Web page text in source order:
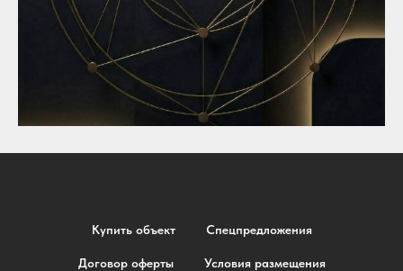
Купить объект Спецпредложения
Договор оферты Условия размещения